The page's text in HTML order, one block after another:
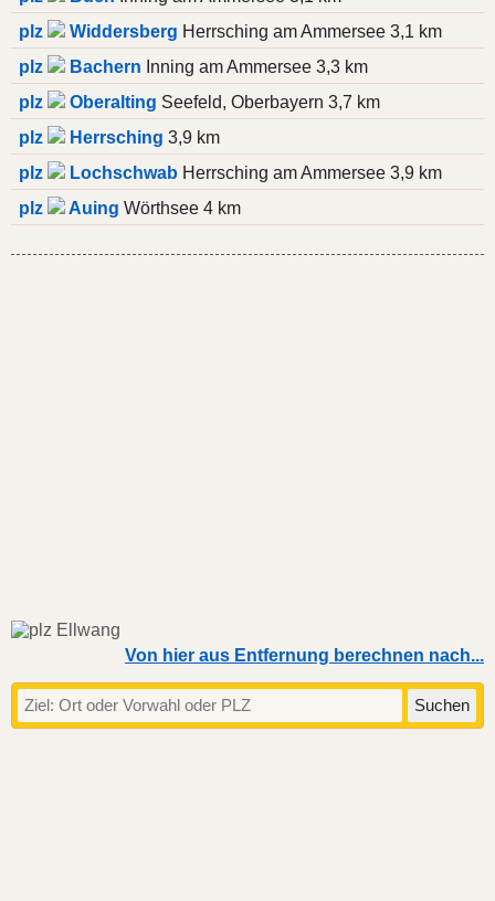
plz
Widdersberg Herrsching am Ammersee 3,1 km
plz
Bachern Inning am Ammersee 3,3 km
plz
Oberalting Seefeld, Oberbayern 3,7 km
plz
Herrsching 3,9 km
plz
Lochschwab Herrsching am Ammersee 3,9 km
plz
Auing Wörthsee 4 km
Von hier aus Entfernung berechnen nach...